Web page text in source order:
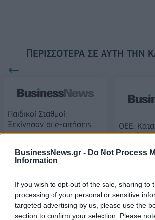
BusinessNews.gr - Do Not Process
Information
If you wish to opt-out of the sale, sharing to
processing of your personal or sensitive
targeted advertising by us, please use the
section to confirm your selection. Please
ΠΕΡΙΣΣΌΤΕΡΑ ΣΕ ΑΥΤΉ ΤΗΝ
Παιδικοί Σταθμοί:
Ξεκίνησαν οι e-αιτήσεις
ΟΕΕ:
άνανδρη